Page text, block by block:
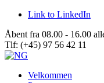
Link to LinkedIn
Åbent fra 08.00 - 16.00
Tlf: (+45) 97 56 42 11
Velkommen